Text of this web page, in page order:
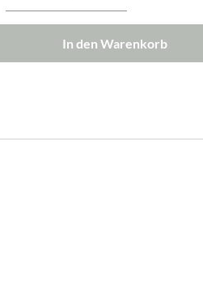
In den Warenkorb